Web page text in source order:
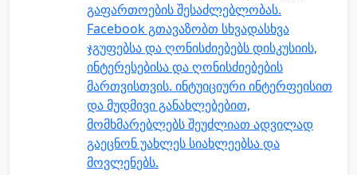
გაფართოების შესაძლებლობას.
Facebook გთავაზობთ სხვადასხვა
ჯგუფებსა და ღონისძიებებს დისკუსიის,
ინტერესებისა და ღონისძიებების
მართვისთვის. ინტუიციური ინტერფეისით
და მუდმივი განახლებებით,
მომხმარებლებს შეუძლიათ ადვილად
გაეცნონ უახლეს სიახლეებსა და
მოვლენებს.